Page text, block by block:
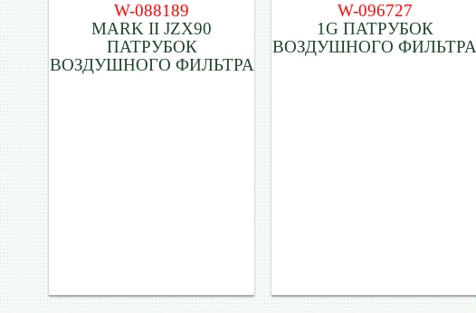
W-088189
MARK II JZX90
ПАТРУБОК
ВОЗДУШНОГО ФИЛЬТРА
W-096727
1G ПАТРУБОК
ВОЗДУШНОГО ФИЛЬТРА